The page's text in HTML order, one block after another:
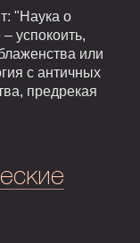
"Наука о
успокоить,
или
с античных
предрекая